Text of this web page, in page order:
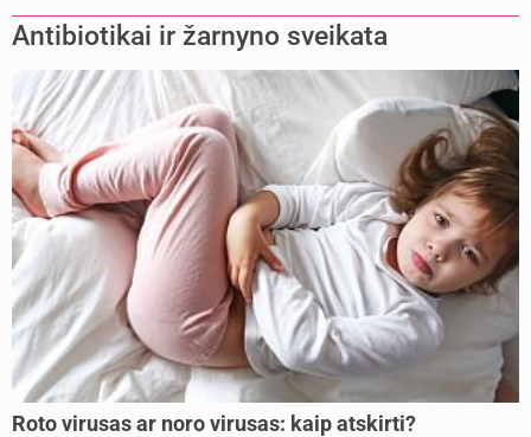
Antibiotikai ir žarnyno sveikata
Roto virusas ar noro virusas: kaip atskirti?